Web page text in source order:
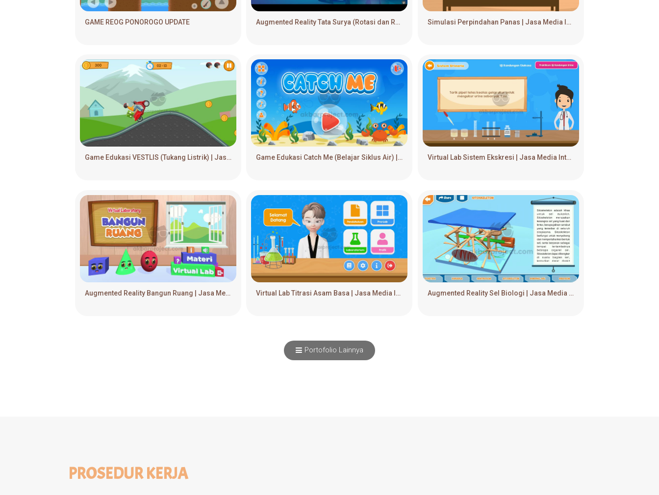
GAME REOG PONOROGO UPDATE Augmented Reality Tata Surya (Rotasi dan Revolusi Bumi) | Jasa Media Interaktif & Game Edukasi Simulasi Perpindahan Panas | Jasa Media Interaktif & Game Edukasi
Game Edukasi VESTLIS (Tukang Listrik) | Jasa Media Interaktif & Game Edukasi Game Edukasi Catch Me (Belajar Siklus Air) | Jasa Media Interaktif & Game Edukasi Virtual Lab Sistem Ekskresi | Jasa Media Interaktif & Game Edukasi
Augmented Reality Bangun Ruang | Jasa Media Interaktif & Game Edukasi Virtual Lab Titrasi Asam Basa | Jasa Media Interaktif & Game Edukasi Augmented Reality Sel Biologi | Jasa Media Interaktif & Game Edukasi
Portofolio Lainnya
PROSEDUR KERJA